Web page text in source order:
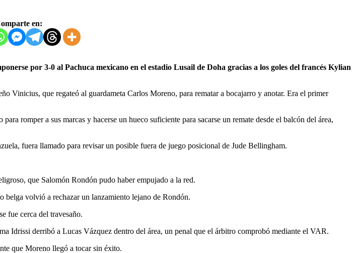
en:
Vinicius, que regateó al guardameta Carlos Moreno, para rematar a bocajarro y anotar. Era el primer
romper a sus marcas y hacerse un hueco suficiente para sacarse un remate desde el balcón del área,
fuera llamado para revisar un posible fuera de juego posicional de Jude Bellingham.
que Salomón Rondón pudo haber empujado a la red.
belga volvió a rechazar un lanzamiento lejano de Rondón.
fue cerca del travesaño.
Idrissi derribó a Lucas Vázquez dentro del área, un penal que el árbitro comprobó mediante el VAR.
que Moreno llegó a tocar sin éxito.